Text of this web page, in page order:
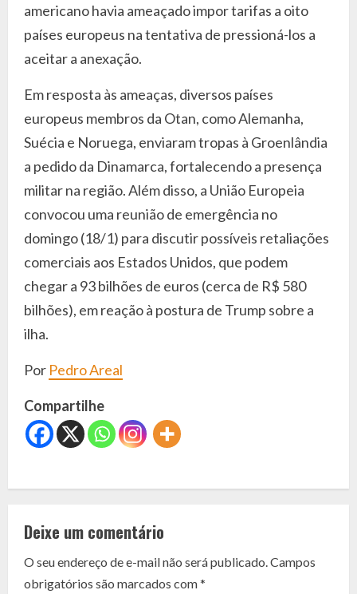
americano havia ameaçado impor tarifas a oito
países europeus na tentativa de pressioná-los a
aceitar a anexação.
Em resposta às ameaças, diversos países
europeus membros da Otan, como Alemanha,
Suécia e Noruega, enviaram tropas à Groenlândia
a pedido da Dinamarca, fortalecendo a presença
militar na região. Além disso, a União Europeia
convocou uma reunião de emergência no
domingo (18/1) para discutir possíveis retaliações
comerciais aos Estados Unidos, que podem
chegar a 93 bilhões de euros (cerca de R$ 580
bilhões), em reação à postura de Trump sobre a
ilha.
Por Pedro Areal
Compartilhe
C
n
t
Deixe um comentário
O seu endereço de e-mail não será publicado.Campos
obrigatórios são marcados com*